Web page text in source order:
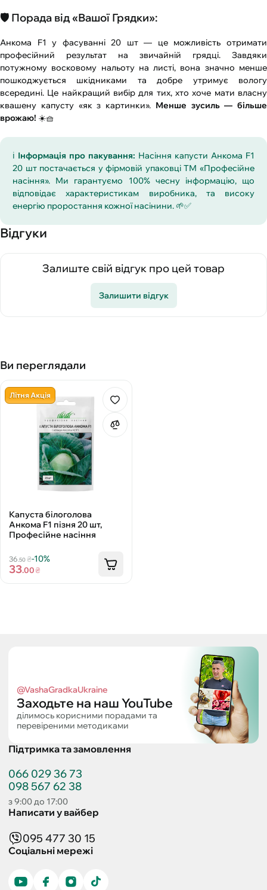
🛡️ Порада від «Вашої Грядки»:
Анкома F1 у фасуванні 20 шт — це можливість отримати
професійний результат на звичайній грядці. Завдяки
потужному восковому нальоту на листі, вона значно менше
пошкоджується шкідниками та добре утримує вологу
всередині. Це найкращий вибір для тих, хто хоче мати власну
квашену капусту «як з картинки». Менше зусиль — більше
врожаю! ☀️🧺
ℹ️ Інформація про пакування: Насіння капусти Анкома F1
20 шт постачається у фірмовій упаковці ТМ «Професійне
насіння». Ми гарантуємо 100% чесну інформацію, що
відповідає характеристикам виробника, та високу
енергію проростання кожної насінини. 🌱✅
Відгуки
Залиште свій відгук про цей товар
Залишити відгук
Ви переглядали
Літня Акція
Капуста білоголова
Анкома F1 пізня 20 шт,
Професійне насіння
36 .50₴-10%
33.00₴
@VashaGradkaUkraine
Заходьте на наш YouTube
ділимось корисними порадами та
перевіреними методиками
Підтримка та замовлення
066 029 36 73
098 567 62 38
з 9:00 до 17:00
Написати у вайбер
095 477 30 15
Соціальні мережі